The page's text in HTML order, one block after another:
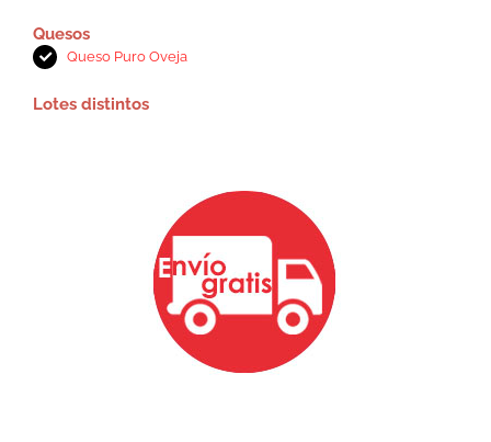
Quesos
Queso Puro Oveja
Lotes distintos